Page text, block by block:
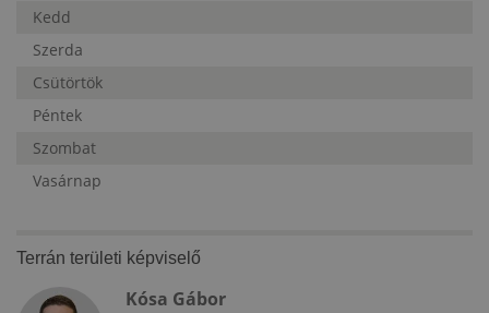
Kedd
Szerda
Csütörtök
Péntek
Szombat
Vasárnap
Terrán területi képviselő
Kósa Gábor